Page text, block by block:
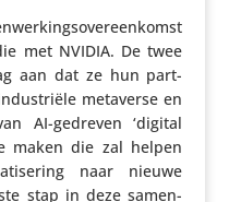
met NVIDIA. De twee
aan dat ze hun part­
metaverse en
AI-gedreven ‘digital
maken die zal helpen
naar nieuwe
stap in deze samen­